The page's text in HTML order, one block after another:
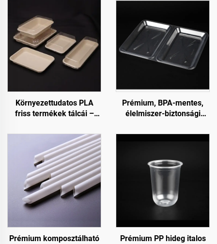
Környezettudatos PLA
friss termékek tálcái –
értékesítés és tárolás
Prémium, BPA-mentes,
élelmiszer-biztonsági
(clamshell) tárolóedények
Prémium komposztálható
Prémium PP hideg italos